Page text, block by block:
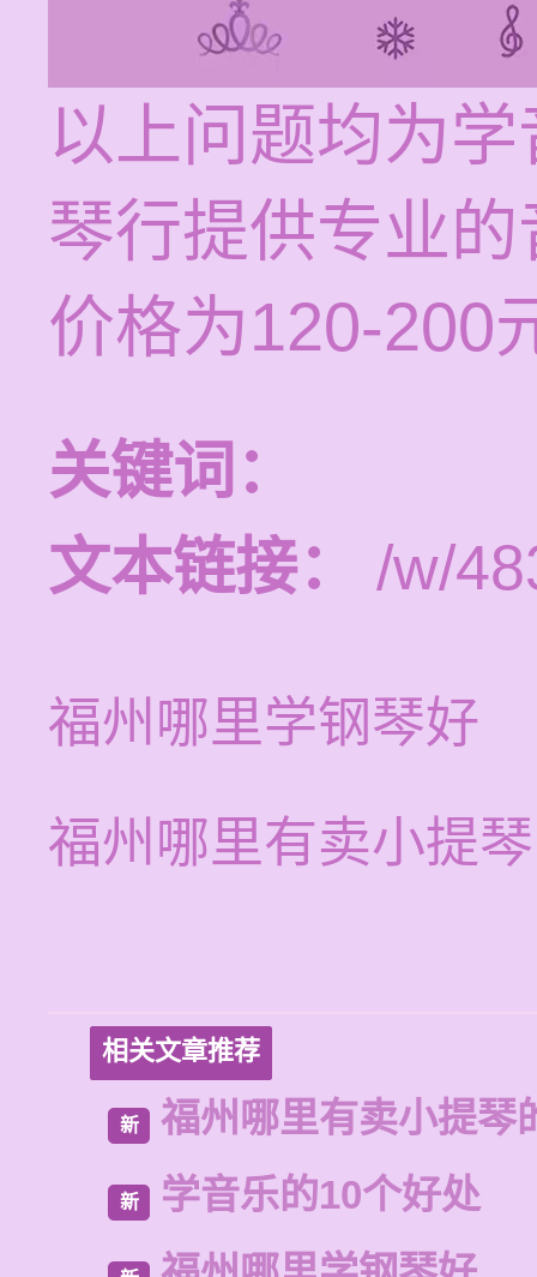
以上问题均为
琴行提供专业
价格为120-200
关键词：
文本链接：
/w/
福州哪里学钢琴好
福州哪里有卖小提
相关文章推荐
新 福州哪里有卖小提琴
新 学音乐的10个好处